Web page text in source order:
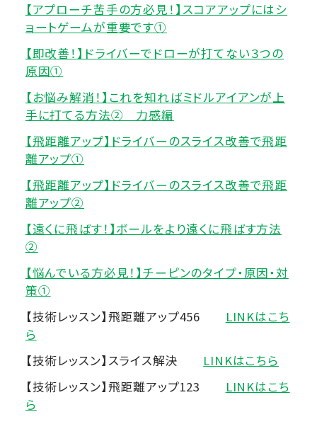
【アプローチ苦手の方必見！】スコアアップにはシ
ョートゲームが重要です①
【即改善！】ドライバーでドローが打てない３つの
原因①
【お悩み解消！】これを知ればミドルアイアンが上
手に打てる方法② 力感編
【飛距離アップ】ドライバーのスライス改善で飛距
離アップ①
【飛距離アップ】ドライバーのスライス改善で飛距
離アップ②
【遠くに飛ばす！】ボールをより遠くに飛ばす方法
②
【悩んでいる方必見！】チーピンのタイプ・原因・対
策①
【技術レッスン】飛距離アップ456 LINKはこち
ら
【技術レッスン】スライス解決 LINKはこちら
【技術レッスン】飛距離アップ123 LINKはこち
ら